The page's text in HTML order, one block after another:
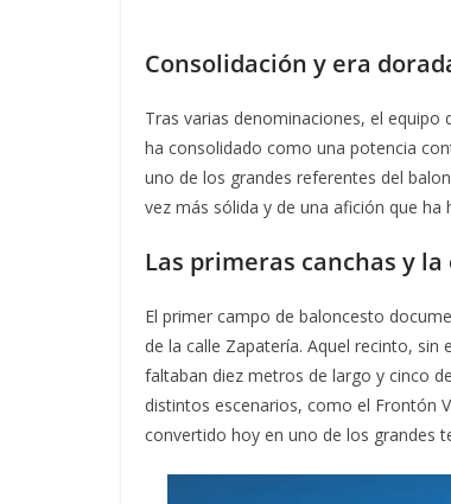
Consolidación y era
Tras varias denominaciones, el
ha consolidado como una potencia
uno de los grandes referentes del
vez más sólida y de una afición que ha
Las primeras canchas y
El primer campo de baloncesto
de la calle Zapatería. Aquel recinto,
faltaban diez metros de largo y cinco
distintos escenarios, como el Frontón
convertido hoy en uno de los grandes